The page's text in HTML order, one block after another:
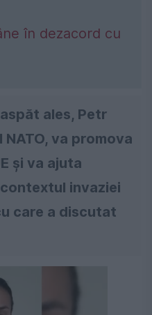
în dezacord cu
ales, Petr
va promova
şi va ajuta
invaziei
care a discutat